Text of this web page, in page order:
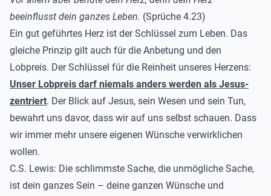
beeinflusst dein ganzes Leben. (Sprüche 4.23)
Ein gut geführtes Herz ist der Schlüssel zum Leben. Das
gleiche Prinzip gilt auch für die Anbetung und den
Lobpreis. Der Schlüssel für die Reinheit unseres Herzens:
Unser Lobpreis darf niemals anders werden als Jesus-
zentriert. Der Blick auf Jesus, sein Wesen und sein Tun,
bewahrt uns davor, dass wir auf uns selbst schauen. Dass
wir immer mehr unsere eigenen Wünsche verwirklichen
wollen.
C.S. Lewis: Die schlimmste Sache, die unmögliche Sache,
ist dein ganzes Sein – deine ganzen Wünsche und